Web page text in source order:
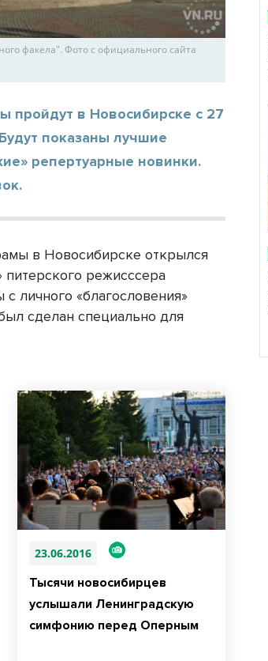
факела". Фото с официального сайта
пройдут в Новосибирске с 27
показаны лучшие
репертуарные новинки.
в Новосибирске открылся
режисссера
личного «благословения»
сделан специально для
23.06.2016
Тысячи новосибирцев
услышали Ленинградскую
симфонию перед Оперным